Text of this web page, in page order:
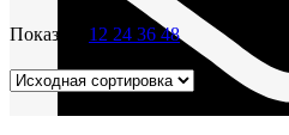
Показать 12 24 36 48